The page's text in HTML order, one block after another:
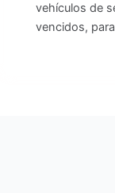
vehículos de
vencidos,